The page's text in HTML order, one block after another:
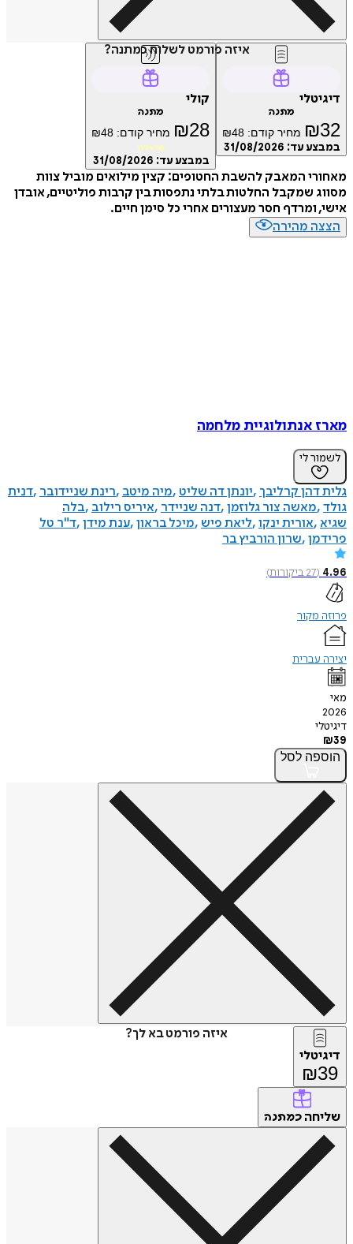
איזה פורמט לשלוח כמתנה?
₪ מחיר קודם: ₪48
עד:31/08/2026
₪ 28 מחיר קודם: ₪48
במבצע עד:31/08/2026
המאבק להשבת החטופים: קצין מילואים מוביל צוות
שמקבל החלטות בלתי נתפסות בין קרבות פוליטיים, אובדן
ומרדף חסר מעצורים אחרי כל סימן חיים.
מהירה
אנתולוגיית מלחמה
לי
קרליבך יונתן דה שליט מיה מיטב רינת שניידובר דנית
מאשה צור גלוזמן דנה שניידר איריס רילוב בלה
אורית ינקו ליאת פיש מיכל בראון ענת מידן ד"ר טל
שרון הורביץ בר
27ביקורות)
מקור
עברית
לסל
איזה פורמט בא לך?
₪
כמתנה